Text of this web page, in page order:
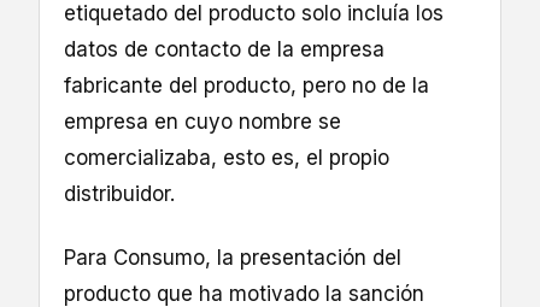
etiquetado del producto solo incluía los
datos de contacto de la empresa
fabricante del producto, pero no de la
empresa en cuyo nombre se
comercializaba, esto es, el propio
distribuidor.
Para Consumo, la presentación del
producto que ha motivado la sanción